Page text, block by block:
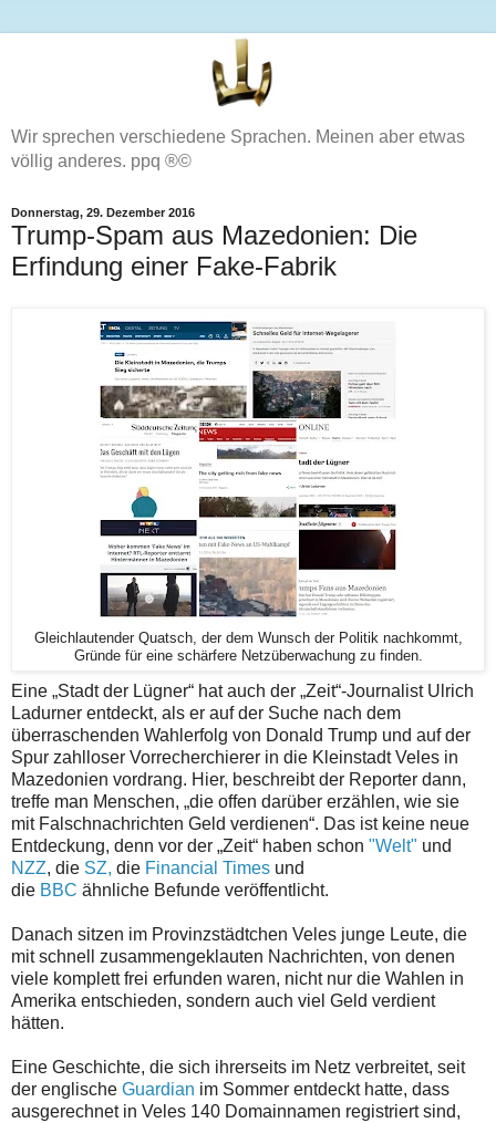
Wir sprechen verschiedene Sprachen. Meinen aber etwas
völlig anderes. ppq ®©
Donnerstag, 29. Dezember 2016
Trump-Spam aus Mazedonien: Die
Erfindung einer Fake-Fabrik
Gleichlautender Quatsch, der dem Wunsch der Politik nachkommt,
Gründe für eine schärfere Netzüberwachung zu finden.
Eine „Stadt der Lügner“ hat auch der „Zeit“-Journalist Ulrich
Ladurner entdeckt, als er auf der Suche nach dem
überraschenden Wahlerfolg von Donald Trump und auf der
Spur zahlloser Vorrecherchierer in die Kleinstadt Veles in
Mazedonien vordrang. Hier, beschreibt der Reporter dann,
treffe man Menschen, „die offen darüber erzählen, wie sie
mit Falschnachrichten Geld verdienen“. Das ist keine neue
Entdeckung, denn vor der „Zeit“ haben schon "Welt" und
NZZ, die SZ, die Financial Times und
die BBC ähnliche Befunde veröffentlicht.
Danach sitzen im Provinzstädtchen Veles junge Leute, die
mit schnell zusammengeklauten Nachrichten, von denen
viele komplett frei erfunden waren, nicht nur die Wahlen in
Amerika entschieden, sondern auch viel Geld verdient
hätten.
Eine Geschichte, die sich ihrerseits im Netz verbreitet, seit
der englische Guardian im Sommer entdeckt hatte, dass
ausgerechnet in Veles 140 Domainnamen registriert sind,